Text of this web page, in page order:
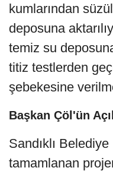
kumlarından
deposuna
temiz su
titiz testlerden
şebekesine
Başkan Çöl'ün
Sandıklı
tamamlanan